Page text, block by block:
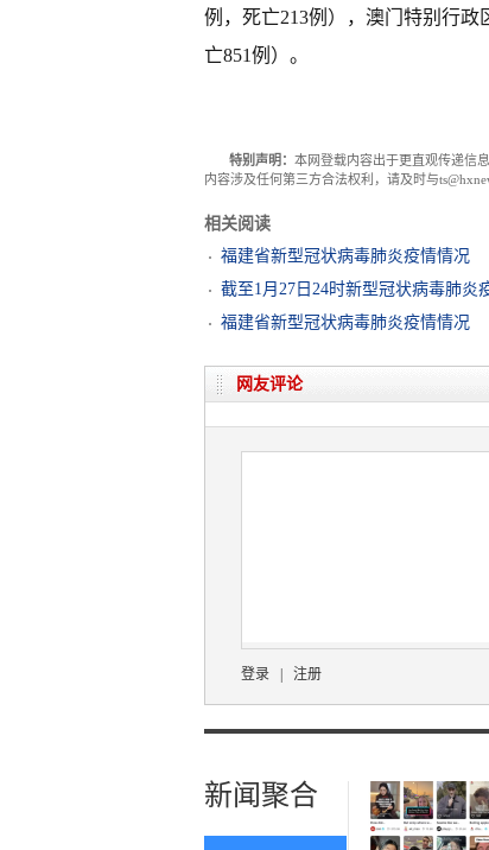
例，死亡213例），澳门特别行政
亡851例）。
特别声明： 本网登载内容出于更直观传递信
内容涉及任何第三方合法权利，请及时与
相关阅读
福建省新型冠状病毒肺炎疫情情况
截至1月27日24时新型冠状病毒肺炎
福建省新型冠状病毒肺炎疫情情况
网友评论
登录 注册
新闻聚合